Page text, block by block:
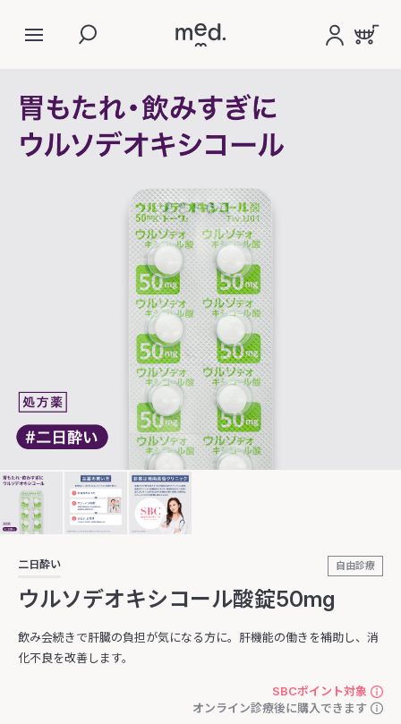
自由診療
二日酔い
ウルソデオキシコール酸錠50mg
飲み会続きで肝臓の負担が気になる方に。肝機能の働きを補助し、消
化不良を改善します。
SBCポイント対象
オンライン診療後に購入できます